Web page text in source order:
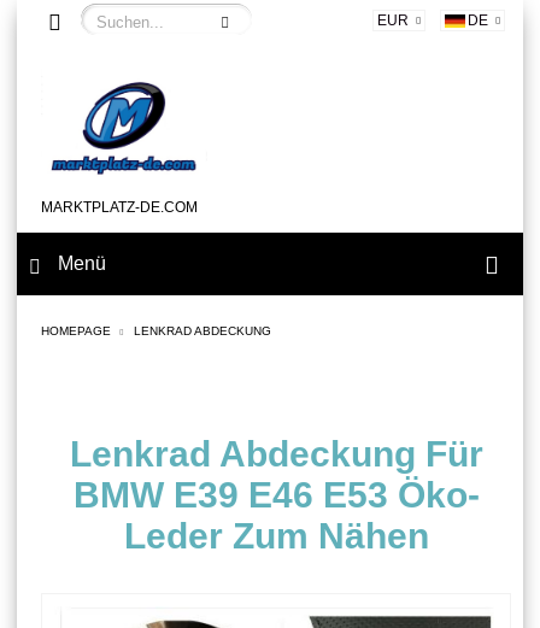
EUR DE
MARKTPLATZ-DE.COM
Menü
HOMEPAGE LENKRAD ABDECKUNG
Lenkrad Abdeckung Für
BMW E39 E46 E53 Öko-
Leder Zum Nähen